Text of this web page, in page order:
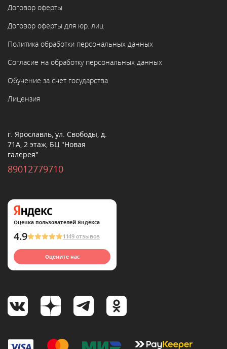
Договор оферты
Договор оферты для юр. лиц
Политика обработки персональных данных
Согласие на обработку персональных данных
Обучение за счет государства
Лицензия
г. Ярославль, ул. Свободы, д.
71А, 2 этаж, БЦ "Новая
галерея"
89012779710
Оценка пользователей Яндекса
4.9 1149 отзывов
Оцените нас